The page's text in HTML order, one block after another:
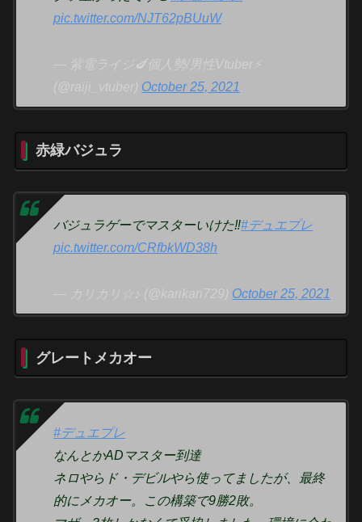
pic.twitter.com/NJT62pBUuW
— 紫電ライジ🍆個人勢/男性Vtuber⚡
(@raiji_vtuber) October 25, 2021
赤緑バジュラ
バジュラゲーでマスターいけた‼️#デュエプレ
pic.twitter.com/CRfbkWD38h
— カリカリ☆♪ (@karikari729) October 25, 2021
グレートメカオー
#デュエプレ
なんとかADマスター到達
ネロやらド・デビルやら使ってましたが、最終
的にメカオー。この構築で9勝2敗。